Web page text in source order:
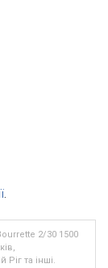
2/30 1500
та інші.